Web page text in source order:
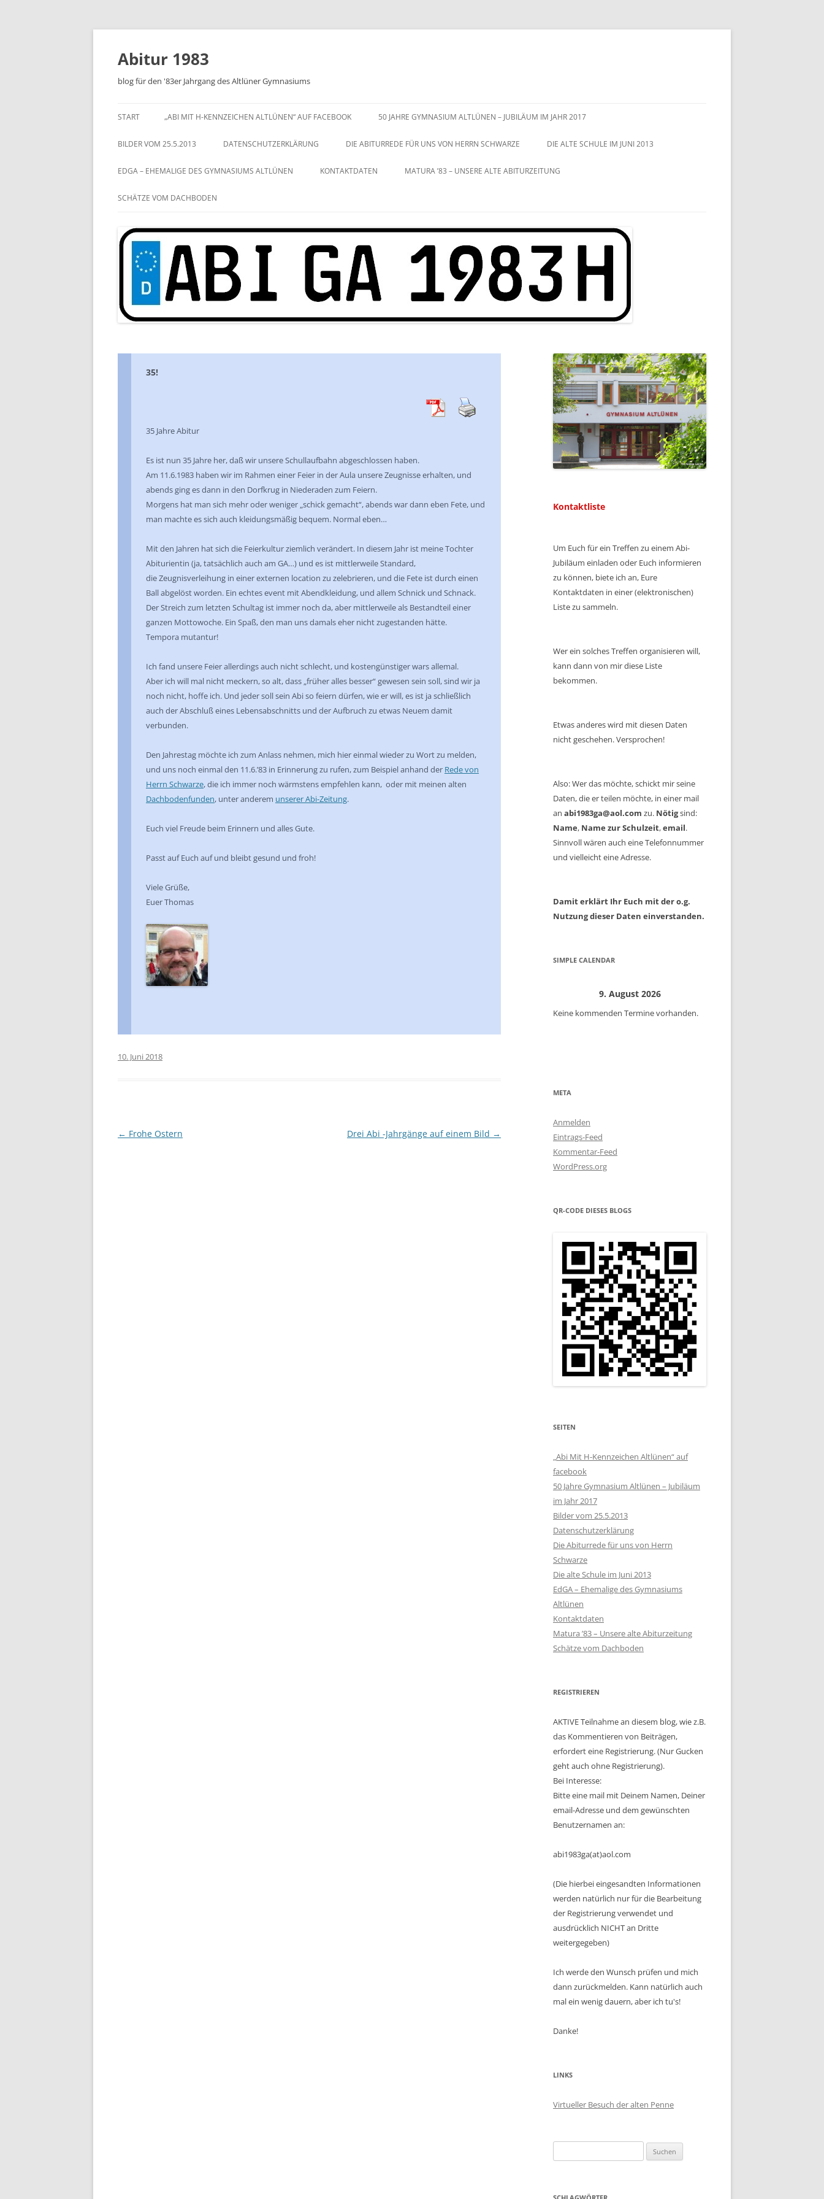
Zum
springen
Abitur 1983
blog für den '83er Jahrgang des Altlüner Gymnasiums
START „ABI MIT H-KENNZEICHEN ALTLÜNEN“ AUF FACEBOOK 50 JAHRE GYMNASIUM ALTLÜNEN – JUBILÄUM IM JAHR 2017
BILDER VOM 25.5.2013 DATENSCHUTZERKLÄRUNG DIE ABITURREDE FÜR UNS VON HERRN SCHWARZE DIE ALTE SCHULE IM JUNI 2013
EDGA – EHEMALIGE DES GYMNASIUMS ALTLÜNEN KONTAKTDATEN MATURA ’83 – UNSERE ALTE ABITURZEITUNG
SCHÄTZE VOM DACHBODEN
35!
35 Jahre Abitur
Es ist nun 35 Jahre her, daß wir unsere Schullaufbahn abgeschlossen haben.
Am 11.6.1983 haben wir im Rahmen einer Feier in der Aula unsere Zeugnisse erhalten, und
abends ging es dann in den Dorfkrug in Niederaden zum Feiern.
Morgens hat man sich mehr oder weniger „schick gemacht“, abends war dann eben Fete, und
man machte es sich auch kleidungsmäßig bequem. Normal eben…
Mit den Jahren hat sich die Feierkultur ziemlich verändert. In diesem Jahr ist meine Tochter
Abiturientin (ja, tatsächlich auch am GA…) und es ist mittlerweile Standard,
die Zeugnisverleihung in einer externen location zu zelebrieren, und die Fete ist durch einen
Ball abgelöst worden. Ein echtes event mit Abendkleidung, und allem Schnick und Schnack.
Der Streich zum letzten Schultag ist immer noch da, aber mittlerweile als Bestandteil einer
ganzen Mottowoche. Ein Spaß, den man uns damals eher nicht zugestanden hätte.
Tempora mutantur!
Ich fand unsere Feier allerdings auch nicht schlecht, und kostengünstiger wars allemal.
Aber ich will mal nicht meckern, so alt, dass „früher alles besser“ gewesen sein soll, sind wir ja
noch nicht, hoffe ich. Und jeder soll sein Abi so feiern dürfen, wie er will, es ist ja schließlich
auch der Abschluß eines Lebensabschnitts und der Aufbruch zu etwas Neuem damit
verbunden.
Den Jahrestag möchte ich zum Anlass nehmen, mich hier einmal wieder zu Wort zu melden,
und uns noch einmal den 11.6.’83 in Erinnerung zu rufen, zum Beispiel anhand der Rede von
Herrn Schwarze, die ich immer noch wärmstens empfehlen kann, oder mit meinen alten
Dachbodenfunden, unter anderem unserer Abi-Zeitung.
Euch viel Freude beim Erinnern und alles Gute.
Passt auf Euch auf und bleibt gesund und froh!
Viele Grüße,
Euer Thomas
10. Juni 2018
Beitragsnavigation
← Frohe Ostern Drei Abi -Jahrgänge auf einem Bild →
Kontaktliste
Um Euch für ein Treffen zu einem Abi-
Jubiläum einladen oder Euch informieren
zu können, biete ich an, Eure
Kontaktdaten in einer (elektronischen)
Liste zu sammeln.
Wer ein solches Treffen organisieren will,
kann dann von mir diese Liste
bekommen.
Etwas anderes wird mit diesen Daten
nicht geschehen. Versprochen!
Also: Wer das möchte, schickt mir seine
Daten, die er teilen möchte, in einer mail
an abi1983ga@aol.com zu. Nötigsind:
Name, Name zur Schulzeit,email.
Sinnvoll wären auch eine Telefonnummer
und vielleicht eine Adresse.
Damit erklärt Ihr Euch mit der o.g.
Nutzung dieser Daten einverstanden.
SIMPLE CALENDAR
9. August 2026
Keine kommenden Termine vorhanden.
META
Anmelden
Eintrags-Feed
Kommentar-Feed
WordPress.org
QR-CODE DIESES BLOGS
SEITEN
„Abi Mit H-Kennzeichen Altlünen“ auf
facebook
50 Jahre Gymnasium Altlünen – Jubiläum
im Jahr 2017
Bilder vom 25.5.2013
Datenschutzerklärung
Die Abiturrede für uns von Herrn
Schwarze
Die alte Schule im Juni 2013
EdGA – Ehemalige des Gymnasiums
Altlünen
Kontaktdaten
Matura ’83 – Unsere alte Abiturzeitung
Schätze vom Dachboden
REGISTRIEREN
AKTIVE Teilnahme an diesem blog, wie z.B.
das Kommentieren von Beiträgen,
erfordert eine Registrierung. (Nur Gucken
geht auch ohne Registrierung).
Bei Interesse:
Bitte eine mail mit Deinem Namen, Deiner
email-Adresse und dem gewünschten
Benutzernamen an:
abi1983ga(at)aol.com
(Die hierbei eingesandten Informationen
werden natürlich nur für die Bearbeitung
der Registrierung verwendet und
ausdrücklich NICHT an Dritte
weitergegeben)
Ich werde den Wunsch prüfen und mich
dann zurückmelden. Kann natürlich auch
mal ein wenig dauern, aber ich tu's!
Danke!
LINKS
Virtueller Besuch der alten Penne
nach: